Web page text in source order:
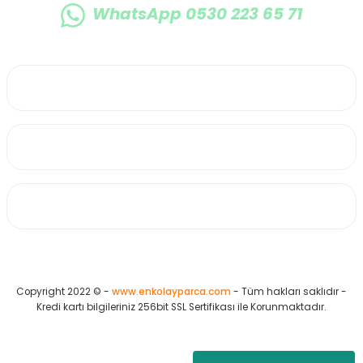
WhatsApp 0530 223 65 71
Copyright 2022 © - www.enkolayparca.com - Tüm hakları saklıdır -
Kredi kartı bilgileriniz 256bit SSL Sertifikası ile Korunmaktadır.